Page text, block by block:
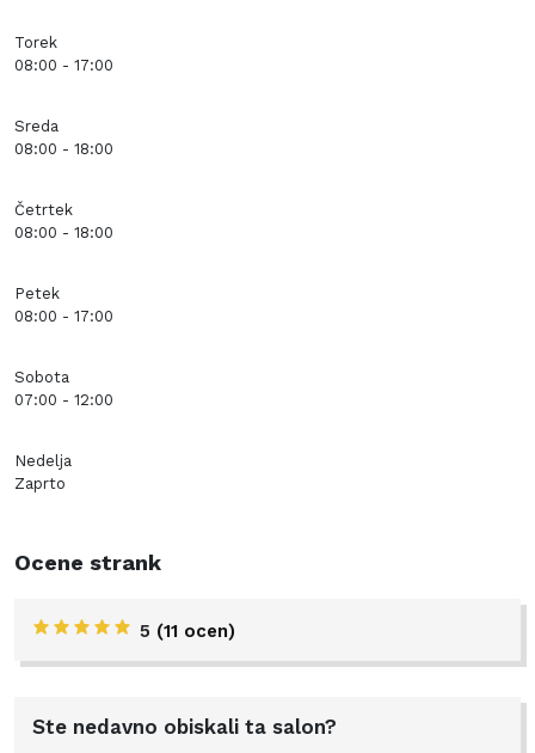
Torek
08:00 - 17:00
Sreda
08:00 - 18:00
Četrtek
08:00 - 18:00
Petek
08:00 - 17:00
Sobota
07:00 - 12:00
Nedelja
Zaprto
Ocene strank
5 (11 ocen)
Ste nedavno obiskali ta salon?